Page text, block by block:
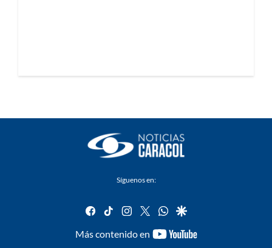
Síguenos en:
facebook
tiktok instagram
twitterwhatsapp
google
Más contenido en
youtube-